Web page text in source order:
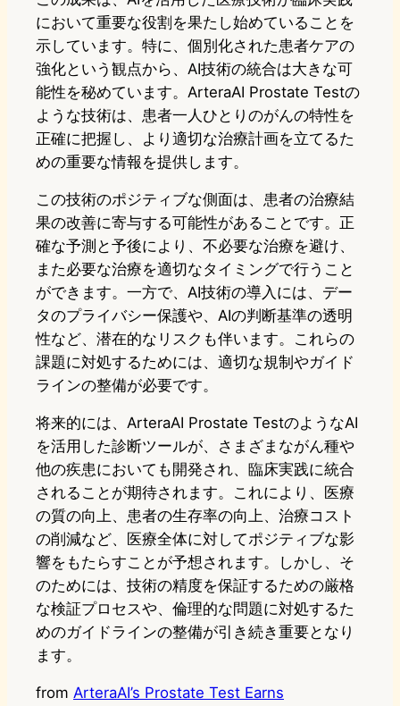
において重要な役割を果たし始めていることを
示しています。特に、個別化された患者ケアの
強化という観点から、AI技術の統合は大きな可
能性を秘めています。ArteraAI Prostate Testの
ような技術は、患者一人ひとりのがんの特性を
正確に把握し、より適切な治療計画を立てるた
めの重要な情報を提供します。
この技術のポジティブな側面は、患者の治療結
果の改善に寄与する可能性があることです。正
確な予測と予後により、不必要な治療を避け、
また必要な治療を適切なタイミングで行うこと
ができます。一方で、AI技術の導入には、デー
タのプライバシー保護や、AIの判断基準の透明
性など、潜在的なリスクも伴います。これらの
課題に対処するためには、適切な規制やガイド
ラインの整備が必要です。
将来的には、ArteraAI Prostate TestのようなAI
を活用した診断ツールが、さまざまながん種や
他の疾患においても開発され、臨床実践に統合
されることが期待されます。これにより、医療
の質の向上、患者の生存率の向上、治療コスト
の削減など、医療全体に対してポジティブな影
響をもたらすことが予想されます。しかし、そ
のためには、技術の精度を保証するための厳格
な検証プロセスや、倫理的な問題に対処するた
めのガイドラインの整備が引き続き重要となり
ます。
from ArteraAI’s Prostate Test Earns